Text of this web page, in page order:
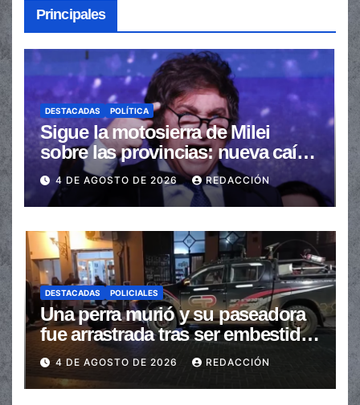
Principales
DESTACADAS POLÍTICA
Sigue la motosierra de Milei
sobre las provincias: nueva caída
de las transferencias no
automáticas
4 DE AGOSTO DE 2026 REDACCIÓN
DESTACADAS POLICIALES
Una perra murió y su paseadora
fue arrastrada tras ser embestidas
en la senda peatonal
4 DE AGOSTO DE 2026 REDACCIÓN